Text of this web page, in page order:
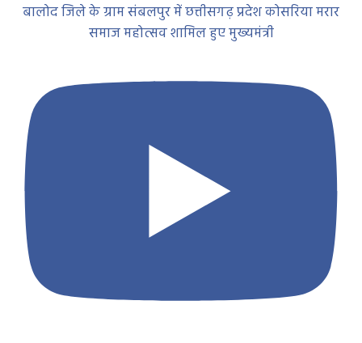
बालोद जिले के ग्राम संबलपुर में छत्तीसगढ़ प्रदेश कोसरिया मरार
समाज महोत्सव शामिल हुए मुख्यमंत्री